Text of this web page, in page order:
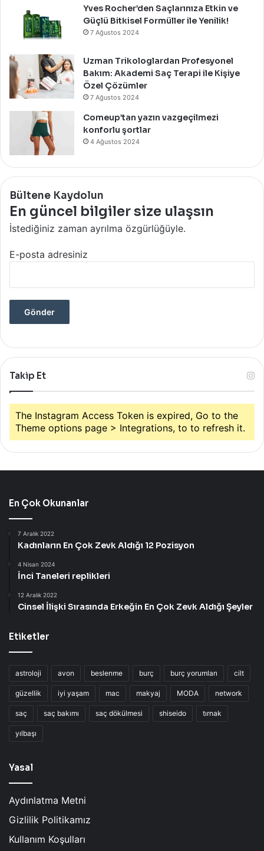
Yves Rocher’den Saçlarınıza Etkin ve
Güçlü Bitkisel Formüller ile Yenilik!
7 Ağustos 2024
Uzman Trikologlardan Profesyonel
Bakım: Akademi Saç Terapi ile Kişiye
Özel Çözümler
7 Ağustos 2024
Comeup’tan yazın vazgeçilmezi
konforlu şortlar
4 Ağustos 2024
Bültene Kaydolun
En güncel bilgiler size ulaşsın
İstediğiniz zaman ayrılma özgürlüğüyle.
E-posta adresiniz
Takip Et
The Instagram Access Token is expired, Go to the
Theme options page > Integrations, to to refresh it.
En Çok Okunanlar
7 Aralık 2022
Kadınların En Çok Zevk Aldığı 12 Pozisyon
4 Nisan 2024
İnci Taneleri replikleri
12 Aralık 2022
Cinsel İlişki Sırasında Erkeğin En Çok Zevk Aldığı Şeyler
Etiketler
astroloji avon beslenme burç burç yorumları cilt
güzellik iyi yaşam mac makyaj MODA network
saç saç bakımı saç dökülmesi shiseido tırnak
yılbaşı
Yasal
Aydınlatma Metni
Gizlilik Politikamız
Kullanım Koşulları